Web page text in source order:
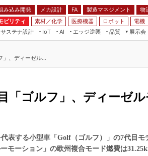
み込み開発 メカ設計 FA 製造マネジメント 物
ビリティ 素材／化学 医療機器 ロボット 電機
サステナ設計
IoT
AI
エッジ逆襲 品質
展示会
JIMTOF
IIFES
TECHNO-FRONTIER
組み込み画像技術
組み込みモデリング
、ディーゼル...
「ゴルフ」、ディーゼ
表する小型車「Golf（ゴルフ）」の7代目モ
モーション」の欧州複合モード燃費は